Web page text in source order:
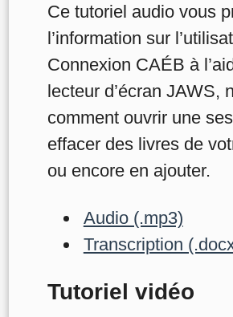
Ce tutoriel audio vous
l’information sur
Connexion CAÉB à
lecteur d’écran JAWS,
comment ouvrir une
effacer des livres de
ou encore en ajouter.
Audio (.mp3)
Transcription
Tutoriel vidéo